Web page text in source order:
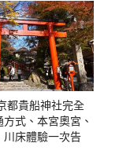
都貴船神社完全
式、本宮奧宮、
床體驗一次告訴